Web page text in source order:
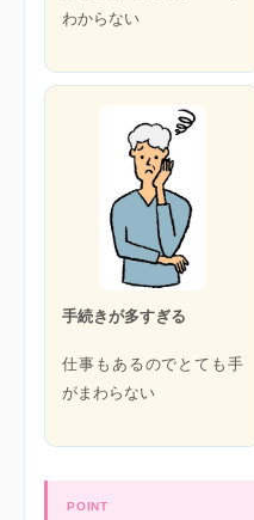
わからない
手続きが多すぎる
仕事もあるのでとても手
がまわらない
POINT